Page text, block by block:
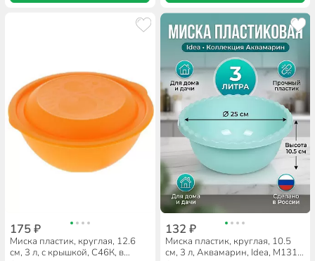
175 ₽
Миска пластик, круглая, 12.6
см, 3 л, с крышкой, С46К, в
132 ₽
Миска пластик, круглая, 10.5
см, 3 л, Аквамарин, Idea, М1312,